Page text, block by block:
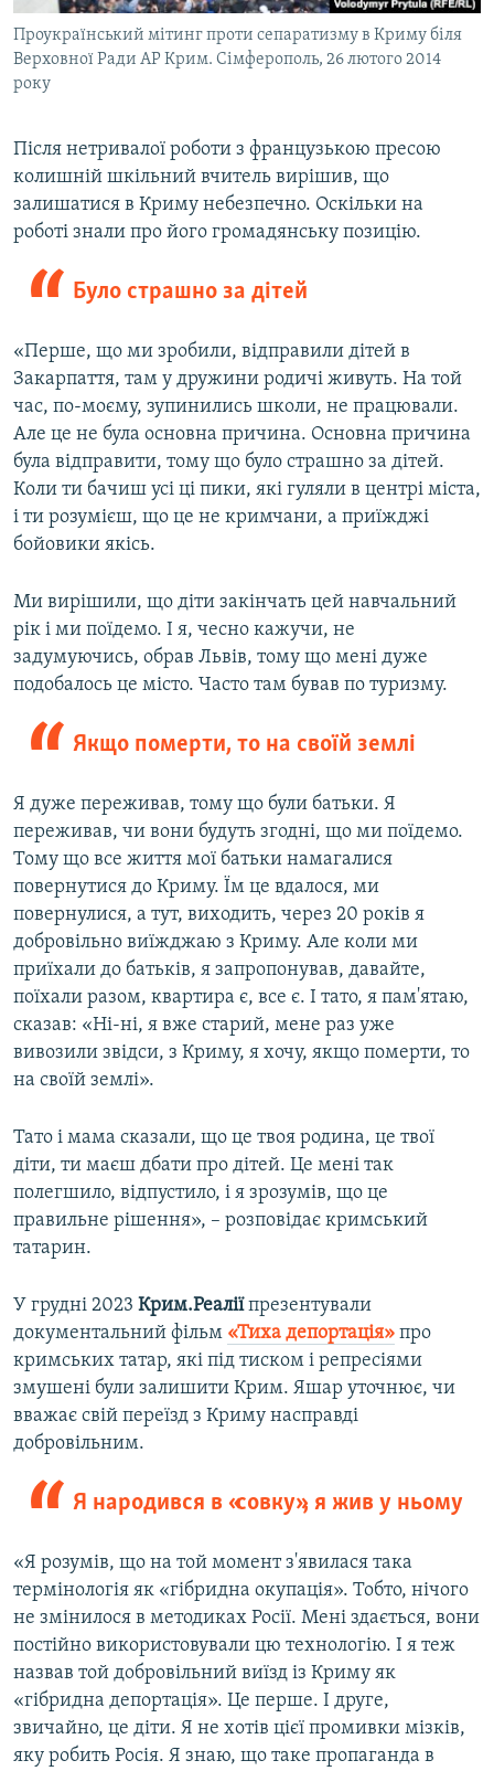
Проукраїнський мітинг проти сепаратизму в Криму біля
Верховної Ради АР Крим. Сімферополь, 26 лютого 2014
року
Після нетривалої роботи з французькою пресою
колишній шкільний вчитель вирішив, що
залишатися в Криму небезпечно. Оскільки на
роботі знали про його громадянську позицію.
Було страшно за дітей
«Перше, що ми зробили, відправили дітей в
Закарпаття, там у дружини родичі живуть. На той
час, по-моєму, зупинились школи, не працювали.
Але це не була основна причина. Основна причина
була відправити, тому що було страшно за дітей.
Коли ти бачиш усі ці пики, які гуляли в центрі міста,
і ти розумієш, що це не кримчани, а приїжджі
бойовики якісь.
Ми вирішили, що діти закінчать цей навчальний
рік і ми поїдемо. І я, чесно кажучи, не
задумуючись, обрав Львів, тому що мені дуже
подобалось це місто. Часто там бував по туризму.
Якщо померти, то на своїй землі
Я дуже переживав, тому що були батьки. Я
переживав, чи вони будуть згодні, що ми поїдемо.
Тому що все життя мої батьки намагалися
повернутися до Криму. Їм це вдалося, ми
повернулися, а тут, виходить, через 20 років я
добровільно виїжджаю з Криму. Але коли ми
приїхали до батьків, я запропонував, давайте,
поїхали разом, квартира є, все є. І тато, я пам'ятаю,
сказав: «Ні-ні, я вже старий, мене раз уже
вивозили звідси, з Криму, я хочу, якщо померти, то
на своїй землі».
Тато і мама сказали, що це твоя родина, це твої
діти, ти маєш дбати про дітей. Це мені так
полегшило, відпустило, і я зрозумів, що це
правильне рішення», – розповідає кримський
татарин.
У грудні 2023 Крим.Реаліїпрезентували
документальний фільм «Тиха депортація» про
кримських татар, які під тиском і репресіями
змушені були залишити Крим. Яшар уточнює, чи
вважає свій переїзд з Криму насправді
добровільним.
Я народився в «совку», я жив у ньому
«Я розумів, що на той момент з'явилася така
термінологія як «гібридна окупація». Тобто, нічого
не змінилося в методиках Росії. Мені здається, вони
постійно використовували цю технологію. І я теж
назвав той добровільний виїзд із Криму як
«гібридна депортація». Це перше. І друге,
звичайно, це діти. Я не хотів цієї промивки мізків,
яку робить Росія. Я знаю, що таке пропаганда в